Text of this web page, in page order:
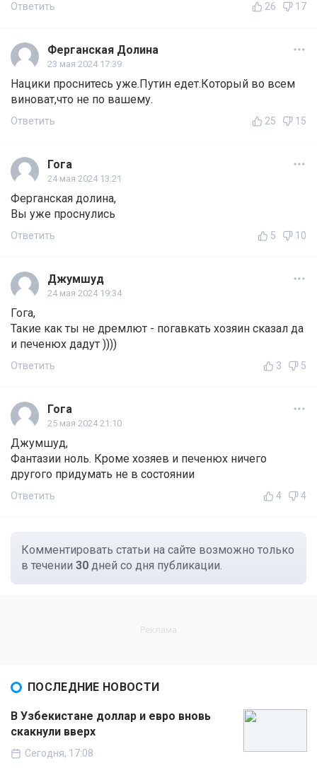
Ответить 26 17
Ферганская Долина
23 мая 2024 17:39
Нацики проснитесь уже.Путин едет.Который во всем
виноват,что не по вашему.
Ответить 25 15
Гога
24 мая 2024 13:21
Ферганская долина,
Вы уже проснулись
Ответить 5 10
Джумшуд
24 мая 2024 19:34
Гога,
Такие как ты не дремлют - погавкать хозяин сказал да
и печенюх дадут ))))
Ответить 3 5
Гога
25 мая 2024 21:10
Джумшуд,
Фантазии ноль. Кроме хозяев и печенюх ничего
другого придумать не в состоянии
Ответить 4 4
Комментировать статьи на сайте возможно только
в течении 30 дней со дня публикации.
ПОСЛЕДНИЕ НОВОСТИ
В Узбекистане доллар и евро вновь
скакнули вверх
Сегодня, 17:08